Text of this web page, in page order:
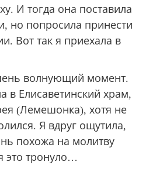
И тогда она поставила
но попросила принести
Вот так я приехала в
волнующий момент.
в Елисаветинский храм,
(Лемешонка), хотя не
Я вдруг ощутила,
похожа на молитву
это тронуло…